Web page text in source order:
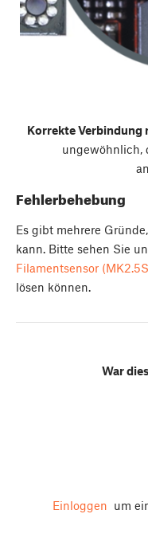
Korrekte
ungewöhnlich,
Fehlerbehebung
Es gibt mehrere
kann. Bitte sehen Sie
Filamentsensor
lösen können.
War
Einloggen um